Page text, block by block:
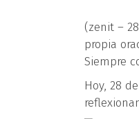
(zenit –
propia
Siempre
Hoy, 28